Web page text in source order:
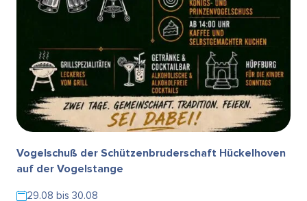
Vogelschuß der Schützenbruderschaft Hückelhoven
auf der Vogelstange
29.08 bis 30.08